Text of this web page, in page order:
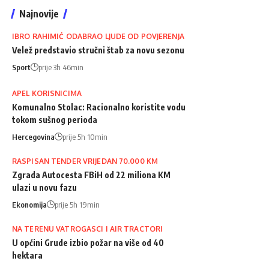
Najnovije
IBRO RAHIMIĆ ODABRAO LJUDE OD POVJERENJA
Velež predstavio stručni štab za novu sezonu
Sport prije 3h 46min
APEL KORISNICIMA
Komunalno Stolac: Racionalno koristite vodu
tokom sušnog perioda
Hercegovina prije 5h 10min
RASPISAN TENDER VRIJEDAN 70.000 KM
Zgrada Autocesta FBiH od 22 miliona KM
ulazi u novu fazu
Ekonomija prije 5h 19min
NA TERENU VATROGASCI I AIR TRACTORI
U općini Grude izbio požar na više od 40
hektara